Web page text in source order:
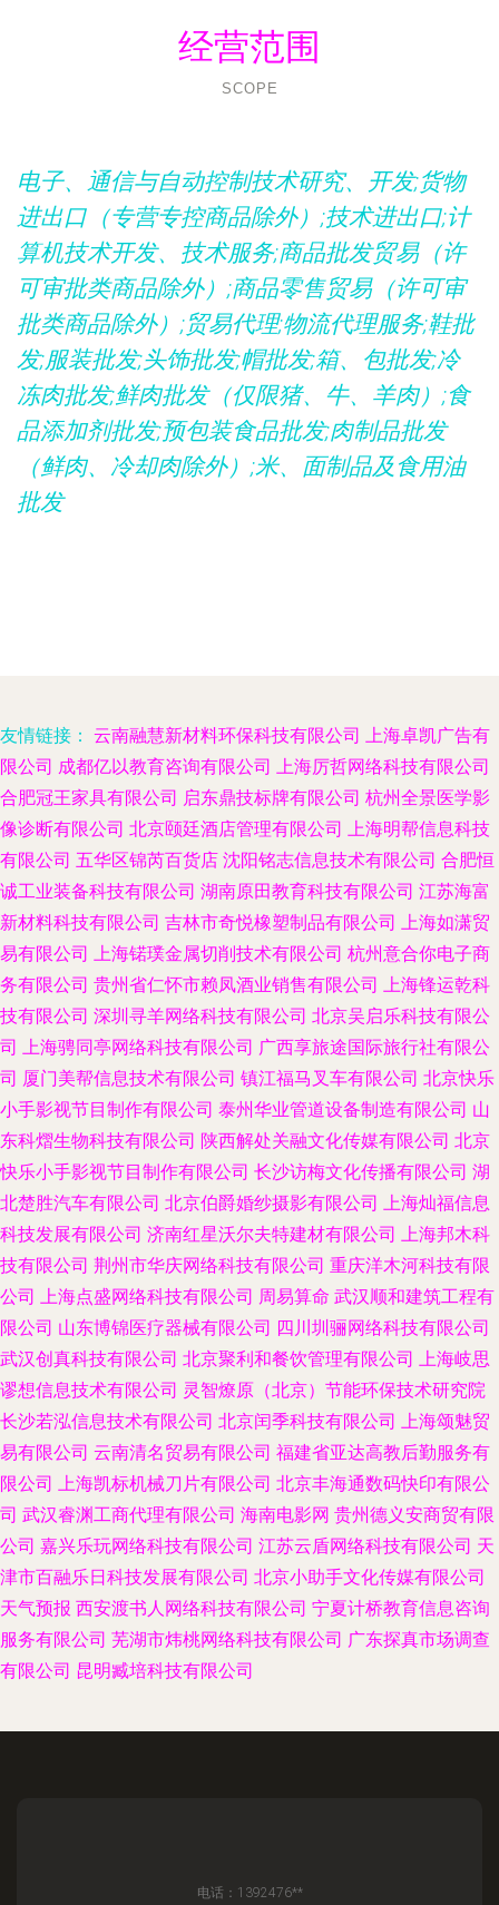
经营范围
SCOPE
电子、通信与自动控制技术研究、开发;货物
进出口（专营专控商品除外）;技术进出口;计
算机技术开发、技术服务;商品批发贸易（许
可审批类商品除外）;商品零售贸易（许可审
批类商品除外）;贸易代理;物流代理服务;鞋批
发;服装批发;头饰批发;帽批发;箱、包批发;冷
冻肉批发;鲜肉批发（仅限猪、牛、羊肉）;食
品添加剂批发;预包装食品批发;肉制品批发
（鲜肉、冷却肉除外）;米、面制品及食用油
批发
友情链接： 云南融慧新材料环保科技有限公司 上海卓凯广告有
限公司 成都亿以教育咨询有限公司 上海厉哲网络科技有限公司
合肥冠王家具有限公司 启东鼎技标牌有限公司 杭州全景医学影
像诊断有限公司 北京颐廷酒店管理有限公司 上海明帮信息科技
有限公司 五华区锦芮百货店 沈阳铭志信息技术有限公司 合肥恒
诚工业装备科技有限公司 湖南原田教育科技有限公司 江苏海富
新材料科技有限公司 吉林市奇悦橡塑制品有限公司 上海如潇贸
易有限公司 上海锘璞金属切削技术有限公司 杭州意合你电子商
务有限公司 贵州省仁怀市赖凤酒业销售有限公司 上海锋运乾科
技有限公司 深圳寻羊网络科技有限公司 北京吴启乐科技有限公
司 上海骋同亭网络科技有限公司 广西享旅途国际旅行社有限公
司 厦门美帮信息技术有限公司 镇江福马叉车有限公司 北京快乐
小手影视节目制作有限公司 泰州华业管道设备制造有限公司 山
东科熠生物科技有限公司 陕西解处关融文化传媒有限公司 北京
快乐小手影视节目制作有限公司 长沙访梅文化传播有限公司 湖
北楚胜汽车有限公司 北京伯爵婚纱摄影有限公司 上海灿福信息
科技发展有限公司 济南红星沃尔夫特建材有限公司 上海邦木科
技有限公司 荆州市华庆网络科技有限公司 重庆洋木河科技有限
公司 上海点盛网络科技有限公司 周易算命 武汉顺和建筑工程有
限公司 山东博锦医疗器械有限公司 四川圳骊网络科技有限公司
武汉创真科技有限公司 北京聚利和餐饮管理有限公司 上海岐思
谬想信息技术有限公司 灵智燎原（北京）节能环保技术研究院
长沙若泓信息技术有限公司 北京闰季科技有限公司 上海颂魅贸
易有限公司 云南清名贸易有限公司 福建省亚达高教后勤服务有
限公司 上海凯标机械刀片有限公司 北京丰海通数码快印有限公
司 武汉睿渊工商代理有限公司 海南电影网 贵州德义安商贸有限
公司 嘉兴乐玩网络科技有限公司 江苏云盾网络科技有限公司 天
津市百融乐日科技发展有限公司 北京小助手文化传媒有限公司
天气预报 西安渡书人网络科技有限公司 宁夏计桥教育信息咨询
服务有限公司 芜湖市炜桃网络科技有限公司 广东探真市场调查
有限公司 昆明臧培科技有限公司
电话：1392476**